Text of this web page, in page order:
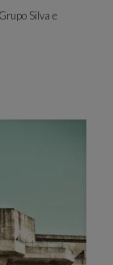
Silva e